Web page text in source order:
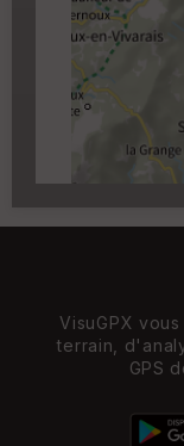
Carroyage
zoom 14)
VisuGPX
terrain,
GPS